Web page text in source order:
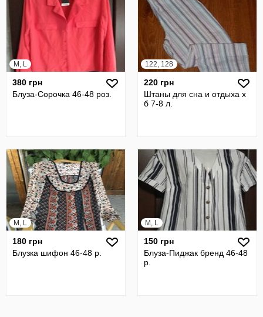
M, L
380 грн
Блуза-Сорочка 46-48 роз.
122, 128
220 грн
Штаны для сна и отдыха х
б 7-8 л.
M, L
180 грн
Блузка шифон 46-48 р.
M, L
150 грн
Блуза-Пиджак бренд 46-48
р.